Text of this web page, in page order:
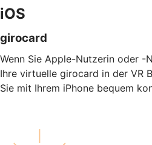
iOS
girocard
Wenn Sie Apple-Nutzerin oder -
Ihre virtuelle girocard in der VR
Sie mit Ihrem iPhone bequem